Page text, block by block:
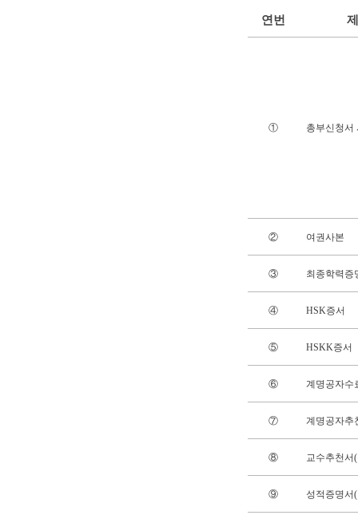
연번
① 총부신청서
② 여권사본
③ 최종학력증
④ HSK증서
⑤ HSKK증서
⑥ 계명공자수
⑦ 계명공자추
⑧ 교수추천서
⑨ 성적증명서